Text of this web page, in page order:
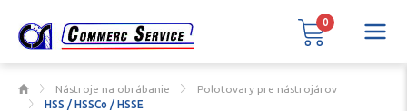
Nástroje na obrábanie
Polotovary pre nástrojárov
HSS / HSSCo / HSSE
0